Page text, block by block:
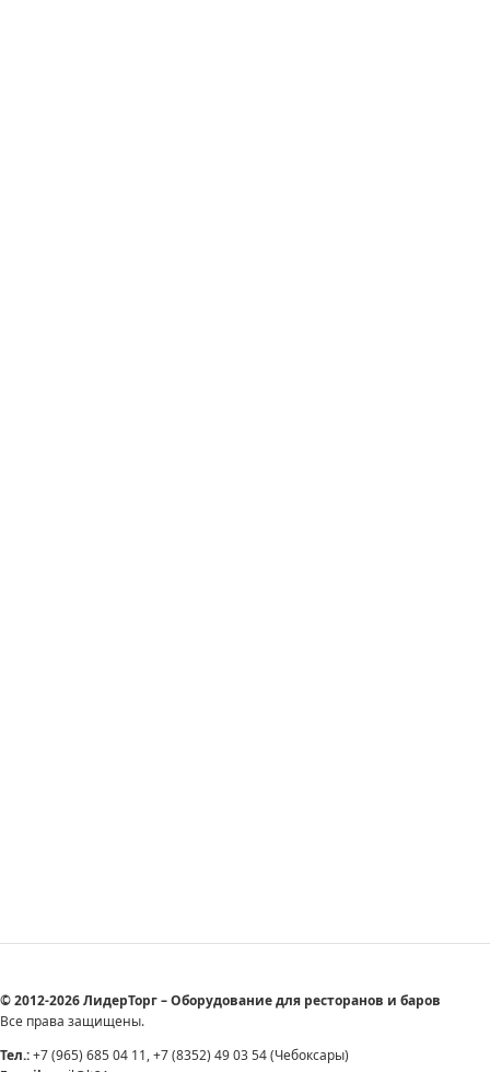
© 2012-2026 ЛидерТорг – Оборудование для ресторанов и баров
Все права защищены.
Тел.:+7 (965) 685 04 11, +7 (8352) 49 03 54 (Чебоксары)